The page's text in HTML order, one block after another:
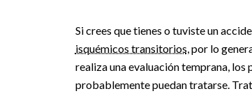
Si crees que tienes o tuviste un
isquémicos transitorios, por lo
realiza una evaluación temprana,
probablemente puedan tratarse.